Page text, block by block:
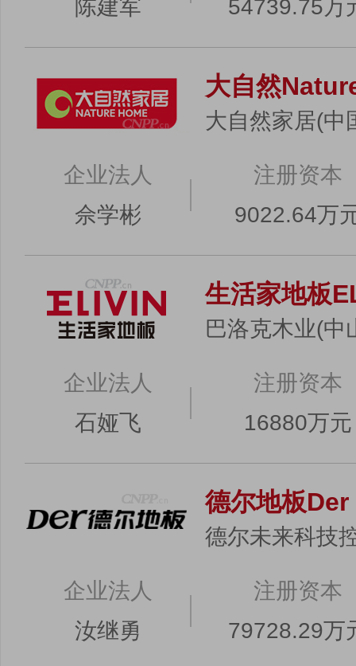
陈建军 54739.75万
大自然
大自然家居(中
企业法人
佘学彬
注册资本
9022.64万
生活家地板
巴洛克木业(中
企业法人
石娅飞
注册资本
16880万元
德尔地板Der
德尔未来科技
企业法人
汝继勇
注册资本
79728.29万